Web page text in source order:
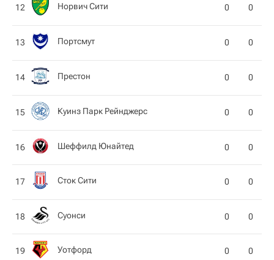
12 Норвич Сити 0 0
13 Пoртсмут 0 0
14 Престон 0 0
15 Куинз Парк Рейнджерс 0 0
16 Шеффилд Юнайтед 0 0
17 Сток Сити 0 0
18 Суонси 0 0
19 Уотфорд 0 0